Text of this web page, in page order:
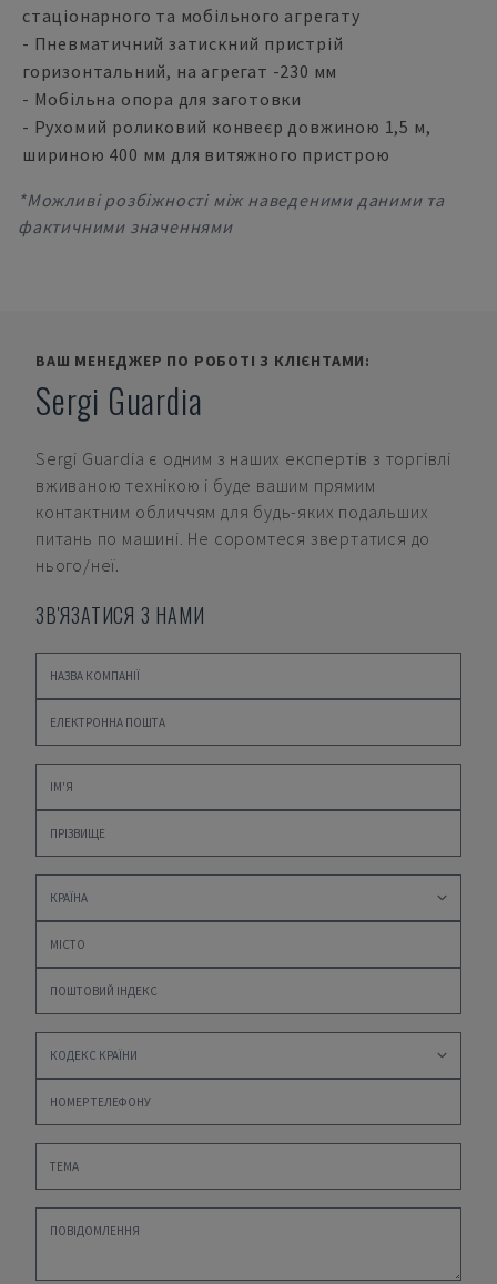
стаціонарного та мобільного агрегату
- Пневматичний затискний пристрій
горизонтальний, на агрегат -230 мм
- Мобільна опора для заготовки
- Рухомий роликовий конвеєр довжиною 1,5 м,
шириною 400 мм для витяжного пристрою
*Можливі розбіжності між наведеними даними та
фактичними значеннями
ВАШ МЕНЕДЖЕР ПО РОБОТІ З КЛІЄНТАМИ:
Sergi Guardia
Sergi Guardia є одним з наших експертів з торгівлі
вживаною технікою і буде вашим прямим
контактним обличчям для будь-яких подальших
питань по машині. Не соромтеся звертатися до
нього/неї.
ЗВ'ЯЗАТИСЯ З НАМИ